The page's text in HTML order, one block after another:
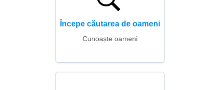
Începe căutarea de oameni
Cunoaște oameni